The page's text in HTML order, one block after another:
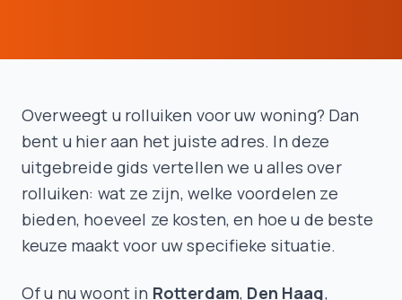
Overweegt u rolluiken voor uw woning? Dan
bent u hier aan het juiste adres. In deze
uitgebreide gids vertellen we u alles over
rolluiken: wat ze zijn, welke voordelen ze
bieden, hoeveel ze kosten, en hoe u de beste
keuze maakt voor uw specifieke situatie.
Of u nu woont in Rotterdam, Den Haag,